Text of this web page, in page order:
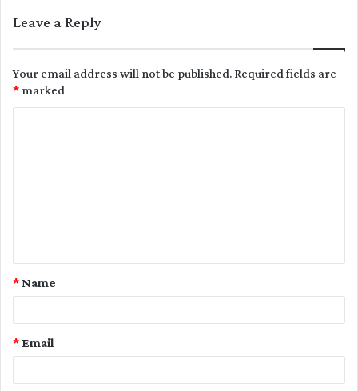
Leave a Reply
Your email address will not be published.Required fields are
marked
*
t
Name
*
Email
*